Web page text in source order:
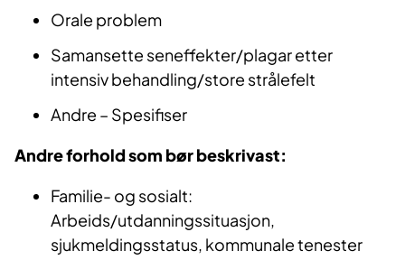
Orale problem
Samansette seneffekter/plagar etter
intensiv behandling/store strålefelt
Andre – Spesifiser
Andre forhold som bør beskrivast:
Familie- og sosialt:
Arbeids/utdanningssituasjon,
sjukmeldingsstatus, kommunale tenester